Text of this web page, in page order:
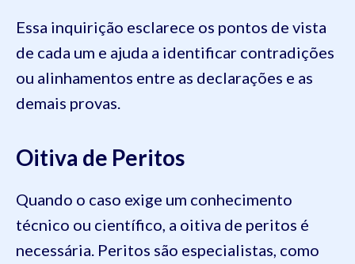
Essa inquirição esclarece os pontos de vista
de cada um e ajuda a identificar contradições
ou alinhamentos entre as declarações e as
demais provas.
Oitiva de Peritos
Quando o caso exige um conhecimento
técnico ou científico, a oitiva de peritos é
necessária. Peritos são especialistas, como